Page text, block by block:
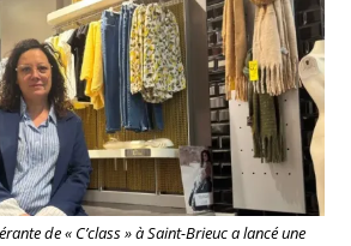
de « C’class » à Saint-Brieuc a lancé une